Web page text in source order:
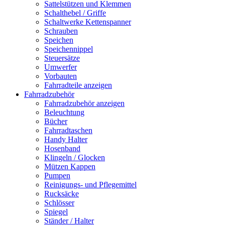
Sattelstützen und Klemmen
Schalthebel / Griffe
Schaltwerke Kettenspanner
Schrauben
Speichen
Speichennippel
Steuersätze
Umwerfer
Vorbauten
Fahrradteile anzeigen
Fahrradzubehör
Fahrradzubehör anzeigen
Beleuchtung
Bücher
Fahrradtaschen
Handy Halter
Hosenband
Klingeln / Glocken
Mützen Kappen
Pumpen
Reinigungs- und Pflegemittel
Rucksäcke
Schlösser
Spiegel
Ständer / Halter